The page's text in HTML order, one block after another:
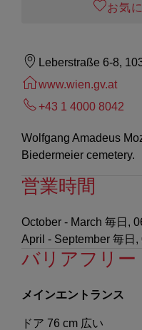
お気
Leberstraße 6-8,
www.wien.gv.at
+43 1 4000 8042
Wolfgang Amadeus
Biedermeier cemetery.
営業時間
October - March 毎日,
April - September 毎日,
バリアフリー
メインエントランス
ドア 76 cm 広い